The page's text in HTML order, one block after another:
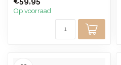
comfo...
Op voorraad